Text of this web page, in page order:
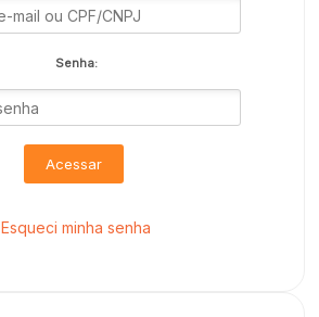
Senha:
Acessar
Esqueci minha senha